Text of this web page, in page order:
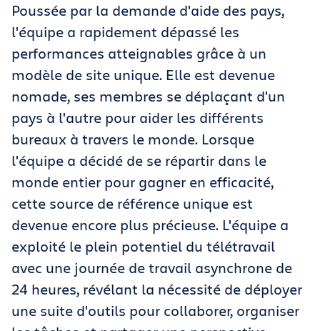
Poussée par la demande d'aide des pays,
l'équipe a rapidement dépassé les
performances atteignables grâce à un
modèle de site unique. Elle est devenue
nomade, ses membres se déplaçant d'un
pays à l'autre pour aider les différents
bureaux à travers le monde. Lorsque
l'équipe a décidé de se répartir dans le
monde entier pour gagner en efficacité,
cette source de référence unique est
devenue encore plus précieuse. L'équipe a
exploité le plein potentiel du télétravail
avec une journée de travail asynchrone de
24 heures, révélant la nécessité de déployer
une suite d'outils pour collaborer, organiser